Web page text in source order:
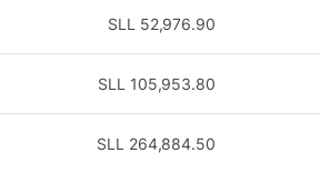
52,976.90
SLL
105,953.80
SLL
264,884.50
SLL